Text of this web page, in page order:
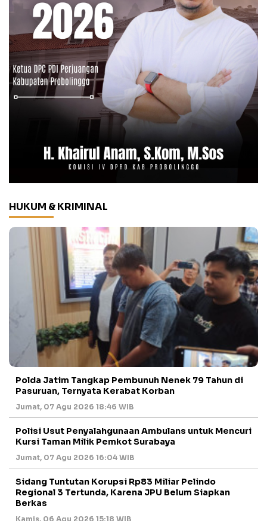
HUKUM & KRIMINAL
Polda Jatim Tangkap Pembunuh Nenek 79 Tahun di
Pasuruan, Ternyata Kerabat Korban
Jumat, 07 Agu 2026 18:46 WIB
Polisi Usut Penyalahgunaan Ambulans untuk Mencuri
Kursi Taman Milik Pemkot Surabaya
Jumat, 07 Agu 2026 16:04 WIB
Sidang Tuntutan Korupsi Rp83 Miliar Pelindo
Regional 3 Tertunda, Karena JPU Belum Siapkan
Berkas
Kamis, 06 Agu 2026 15:18 WIB